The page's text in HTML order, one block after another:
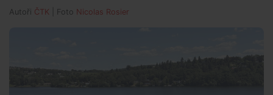
Autoři ČTK | Foto Nicolas Rosier